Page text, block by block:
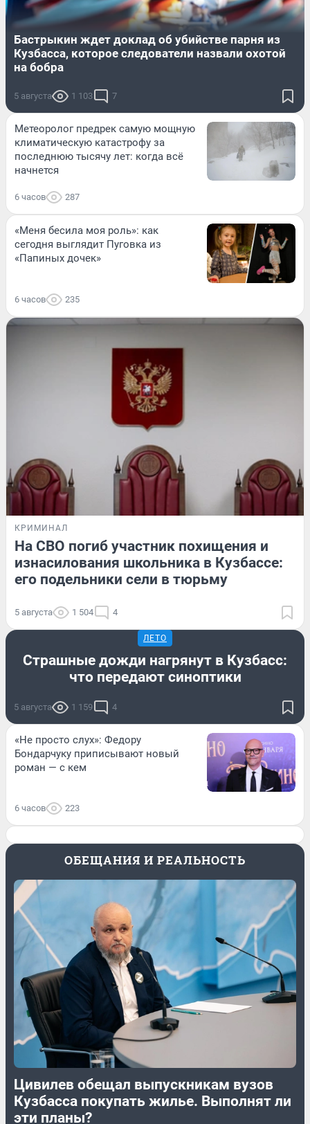
Бастрыкин ждет доклад об убийстве парня из
Кузбасса, которое следователи назвали охотой
на бобра
5 августа 1 103 7
Метеоролог предрек самую мощную
климатическую катастрофу за
последнюю тысячу лет: когда всё
начнется
6 часов 287
«Меня бесила моя роль»: как
сегодня выглядит Пуговка из
«Папиных дочек»
6 часов 235
КРИМИНАЛ
На СВО погиб участник похищения и
изнасилования школьника в Кузбассе:
его подельники сели в тюрьму
5 августа 1 504 4
ЛЕТО
Страшные дожди нагрянут в Кузбасс:
что передают синоптики
5 августа 1 159 4
«Не просто слух»: Федору
Бондарчуку приписывают новый
роман — с кем
6 часов 223
ОБЕЩАНИЯ И РЕАЛЬНОСТЬ
Цивилев обещал выпускникам вузов
Кузбасса покупать жилье. Выполнят ли
эти планы?